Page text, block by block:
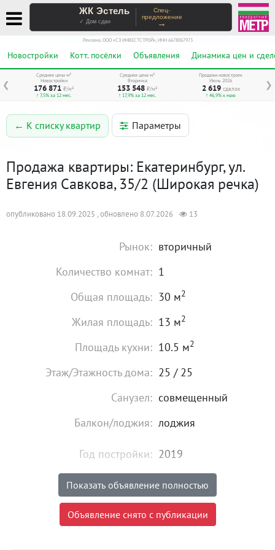
ЖК Эстель
✓ Дом сдан
Спец-
предложение
→
Реклама. ООО «СЗ ИНВЕСТСТРОЙ», ИНН 6678067973
Новостройки Котт. посёлки Объявления Динамика цен и
❮ ❯
Средняя цена м²
Новостройки
176 871 ₽/м²
↑ 7,5% за 12 мес.
Средняя цена м²
Вторичка
153 548 ₽/м²
↑ 17,9% за 12 мес.
Продажи новостроек
Июнь 2026
2 619 сделок
↑ 46,9% к маю
← К списку квартир Параметры
Продажа квартиры: Екатеринбург, ул.
Евгения Савкова, 35/2 (Широкая речка)
опубликовано 18.09.2025 , обновлено 8.07.2026 13
Рынок: вторичный
Количество комнат: 1
Общая площадь: 30 м2
Жилая площадь: 13 м2
Площадь кухни: 10.5 м2
Этаж/Этажность дома: 25 / 25
Санузел: совмещенный
Балкон/лоджия: лоджия
Год постройки: 2019
Высота потолков:
Состояние: хорошее
Показать объявление полностью
Объявление снято с публикации